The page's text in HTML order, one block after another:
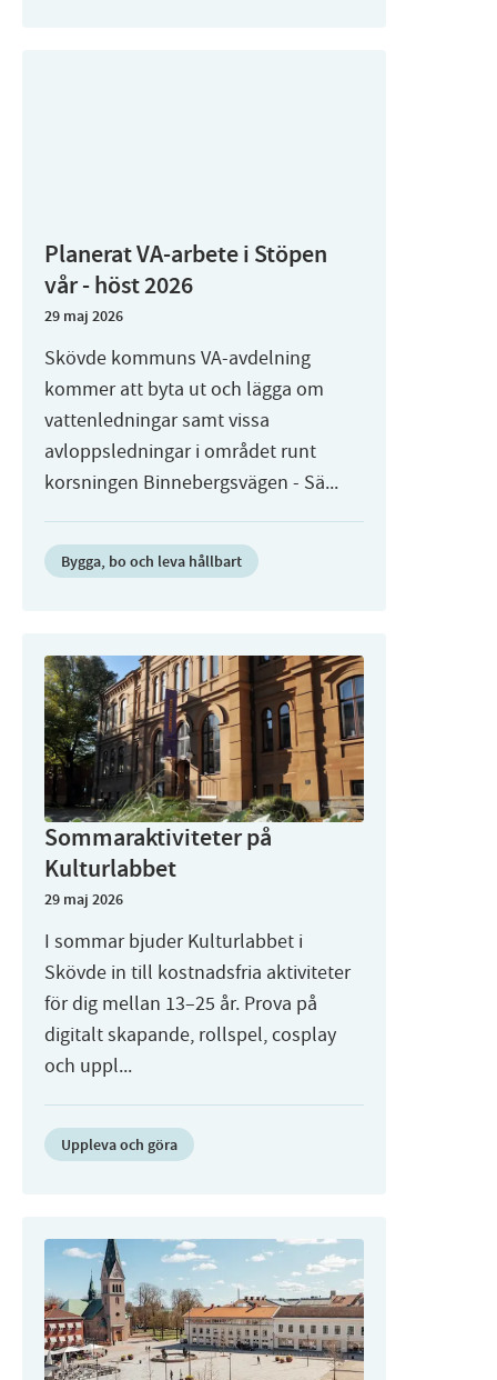
Planerat VA-arbete i Stöpen
vår - höst 2026
29 maj 2026
Skövde kommuns VA-avdelning
kommer att byta ut och lägga om
vattenledningar samt vissa
avloppsledningar i området runt
korsningen Binnebergsvägen - Sä...
Bygga, bo och leva hållbart
Sommaraktiviteter på
Kulturlabbet
29 maj 2026
I sommar bjuder Kulturlabbet i
Skövde in till kostnadsfria aktiviteter
för dig mellan 13–25 år. Prova på
digitalt skapande, rollspel, cosplay
och uppl...
Uppleva och göra